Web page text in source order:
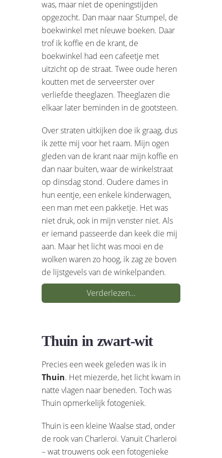
was, maar niet de openingstijden
opgezocht. Dan maar naar Stumpel, de
boekwinkel met níeuwe boeken. Daar
trof ik koffie en de krant, de
boekwinkel had een cafeetje met
uitzicht op de straat. Twee oude heren
koutten met de serveerster over
verliefde theeglazen. Theeglazen die
elkaar later beminden in de gootsteen.
Over straten uitkijken doe ik graag, dus
ik zette mij voor het raam. Mijn ogen
gleden van de krant naar mijn koffie en
dan naar buiten, waar de winkelstraat
op dinsdag stond. Oudere dames in
hun eentje, een enkele kinderwagen,
een man met een pakketje. Het was
niet druk, ook in mijn venster niet. Als
er iemand passeerde dan keek die mij
aan. Maar het licht was mooi en de
wolken waren zo hoog, ik zag ze boven
de lijstgevels van de winkelpanden.
Verderlezen…
Thuin in zwart-wit
Precies een week geleden was ik in
Thuin. Het miezerde, het licht kwam in
natte vlagen naar beneden. Toch was
Thuin opmerkelijk fotogeniek.
Thuin is een kleine Waalse stad, onder
de rook van Charleroi. Vanuit Charleroi
– wat trouwens ook een fotogenieke